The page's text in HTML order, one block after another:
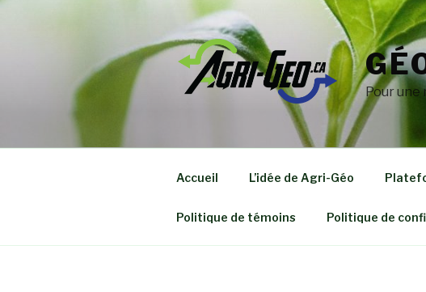
Pour
Accueil L’idée de Agri-Géo
Politique de témoins Politique de